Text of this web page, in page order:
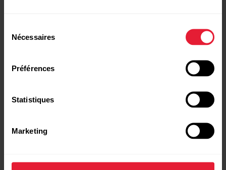
Nécessaires
Préférences
Statistiques
Marketing